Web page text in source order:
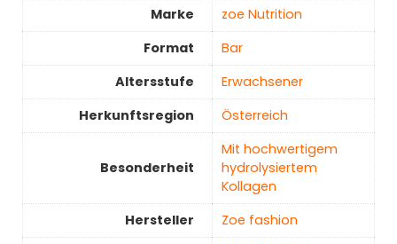
Marke
‎zoe Nutrition
Format
‎Bar
Altersstufe
‎Erwachsener
Herkunftsregion
‎Österreich
Besonderheit
‎Mit hochwertigem
hydrolysiertem
Kollagen
Hersteller
‎Zoe fashion